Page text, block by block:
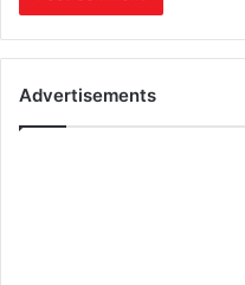
Advertisements